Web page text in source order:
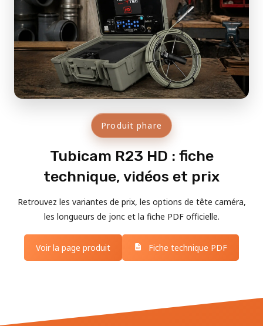
Produit phare
Tubicam R23 HD : fiche
technique, vidéos et prix
Retrouvez les variantes de prix, les options de tête caméra,
les longueurs de jonc et la fiche PDF officielle.
Voir la page produit Fiche technique PDF